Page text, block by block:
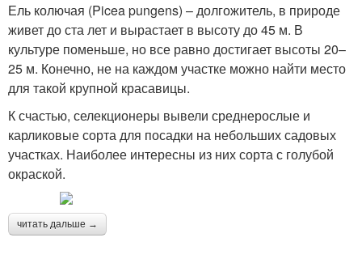
Ель колючая (Picea pungens) – долгожитель, в природе
живет до ста лет и вырастает в высоту до 45 м. В
культуре поменьше, но все равно достигает высоты 20–
25 м. Конечно, не на каждом участке можно найти место
для такой крупной красавицы.
К счастью, селекционеры вывели среднерослые и
карликовые сорта для посадки на небольших садовых
участках. Наиболее интересны из них сорта с голубой
окраской.
читать дальше →